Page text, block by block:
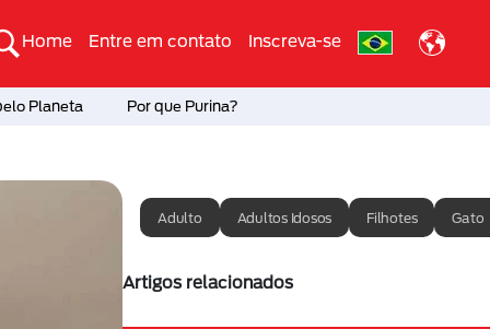
Home Entre em contato Inscreva-se
Planeta Por que Purina?
Adulto Adultos Idosos Filhotes Gato
Artigos relacionados